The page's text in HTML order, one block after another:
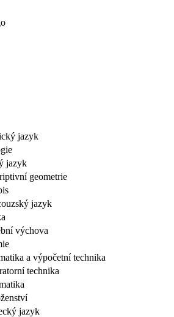
jazyk
jazyk
geometrie
jazyk
výchova
a výpočetní technika
technika
jazyk